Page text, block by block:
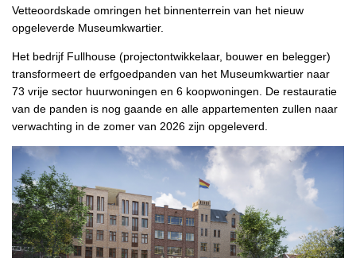
Vetteoordskade omringen het binnenterrein van het nieuw
opgeleverde Museumkwartier.
Het bedrijf Fullhouse (projectontwikkelaar, bouwer en belegger)
transformeert de erfgoedpanden van het Museumkwartier naar
73 vrije sector huurwoningen en 6 koopwoningen. De restauratie
van de panden is nog gaande en alle appartementen zullen naar
verwachting in de zomer van 2026 zijn opgeleverd.